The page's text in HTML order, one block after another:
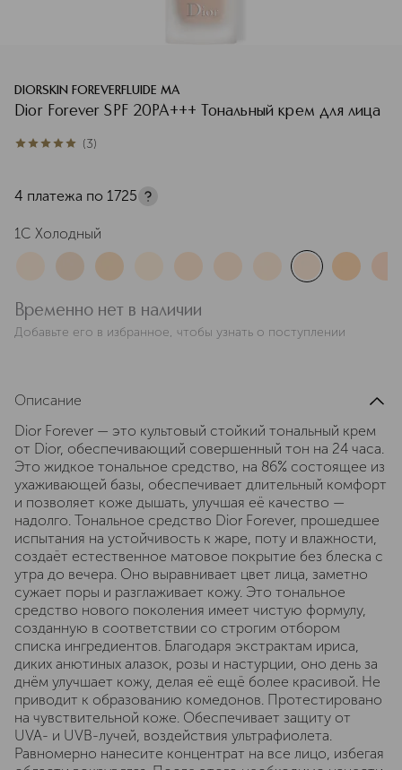
DIORSKIN FOREVERFLUIDE MA
Dior Forever SPF 20PA+++ Тональный крем для лица
5из 53 (3)
4 платежа по 1725
1С Холодный
Временно нет в наличии
Добавьте его в избранное, чтобы узнать о поступлении
Описание
Dior Forever — это культовый стойкий тональный крем
от Dior, обеспечивающий совершенный тон на 24 часа.
Это жидкое тональное средство, на 86% состоящее из
ухаживающей базы, обеспечивает длительный комфорт
и позволяет коже дышать, улучшая её качество —
надолго. Тональное средство Dior Forever, прошедшее
испытания на устойчивость к жаре, поту и влажности,
создаёт естественное матовое покрытие без блеска с
утра до вечера. Оно выравнивает цвет лица, заметно
сужает поры и разглаживает кожу. Это тональное
средство нового поколения имеет чистую формулу,
созданную в соответствии со строгим отбором
списка ингредиентов. Благодаря экстрактам ириса,
диких анютиных алазок, розы и настурции, оно день за
днём улучшает кожу, делая её ещё более красивой. Не
приводит к образованию комедонов. Протестировано
на чувствительной коже. Обеспечивает защиту от
UVA- и UVB-лучей, воздействия ультрафиолета.
Равномерно нанесите концентрат на все лицо, избегая